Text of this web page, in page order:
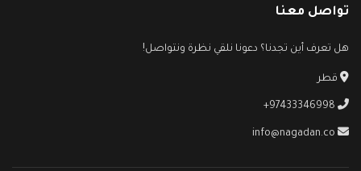
تواصل معنا
هل تعرف أين تجدنا؟ دعونا نلقي نظرة ونتواصل!
قطر
+97433346998